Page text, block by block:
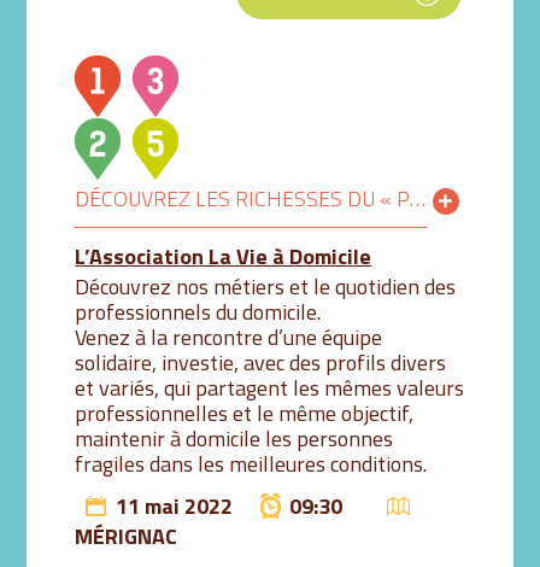
DÉCOUVREZ LES RICHESSES DU « PRENDRE SOIN DE L’AUTRE » À DOMICILE
L’Association La Vie à Domicile
Découvrez nos métiers et le quotidien des
professionnels du domicile.
Venez à la rencontre d’une équipe
solidaire, investie, avec des profils divers
et variés, qui partagent les mêmes valeurs
professionnelles et le même objectif,
maintenir à domicile les personnes
fragiles dans les meilleures conditions.
11 mai 2022
09:30
MÉRIGNAC